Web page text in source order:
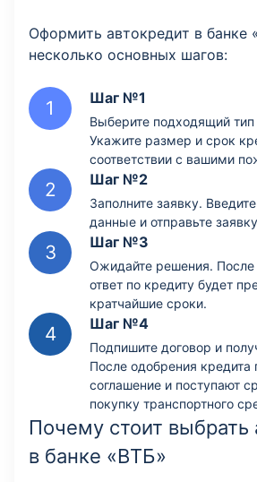
Оформить автокредит в банке
несколько основных шагов:
Шаг №1
Выберите подходящий тип
Укажите размер и срок
соответствии с вашими
Шаг №2
Заполните заявку.
данные и отправьте
Шаг №3
Ожидайте решения. После
ответ по кредиту будет
кратчайшие сроки.
Шаг №4
Подпишите договор и
После одобрения кредита
соглашение и поступают
покупку транспортного
Почему стоит выбрать
в банке «ВТБ»